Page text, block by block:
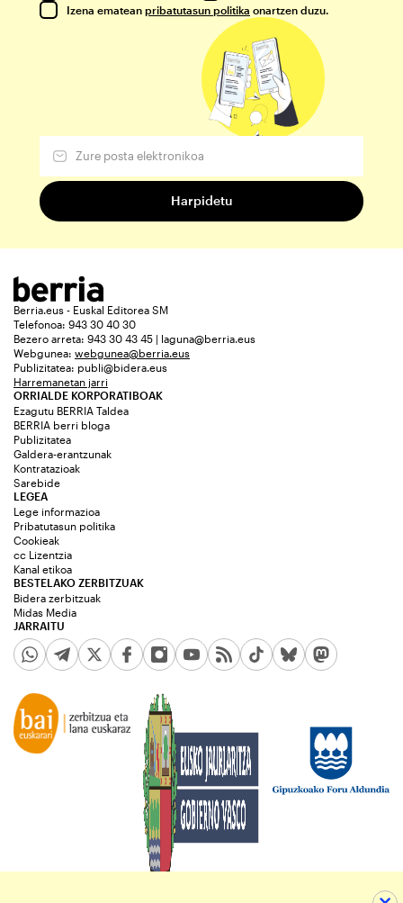
Izena ematean pribatutasun politika onartzen duzu.
Berria.eus - Euskal Editorea SM
Telefonoa: 943 30 40 30
Bezero arreta: 943 30 43 45 | laguna@berria.eus
Webgunea: webgunea@berria.eus
Publizitatea: publi@bidera.eus
Harremanetan jarri
ORRIALDE KORPORATIBOAK
Ezagutu BERRIA Taldea
BERRIA berri bloga
Publizitatea
Galdera-erantzunak
Kontratazioak
Sarebide
JARRAITU
LEGEA
Lege informazioa
Pribatutasun politika
Cookieak
cc Lizentzia
Kanal etikoa
BESTELAKO ZERBITZUAK
Bidera zerbitzuak
Midas Media